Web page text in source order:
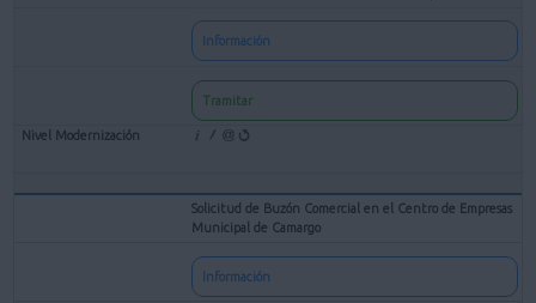
Información
Tramitar
Solicitud de Buzón Comercial en el Centro de Empresas
Municipal de Camargo
Información